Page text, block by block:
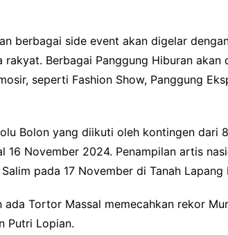
berbagai side event akan digelar
Berbagai Panggung Hiburan akan
seperti Fashion Show, Panggung
Bolon yang diikuti oleh kontingen dari
16 November 2024. Penampilan artis
pada 17 November di Tanah Lapang
ada Tortor Massal memecahkan rekor
Putri Lopian.